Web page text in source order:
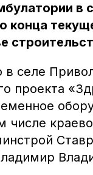
в
конца
селе
проекта
числе